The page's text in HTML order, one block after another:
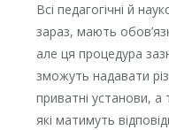
Всі педагогічні й
зараз, мають
але ця процедура
зможуть надавати
приватні установи, а
які матимуть